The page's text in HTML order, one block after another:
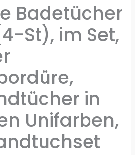
Badetücher
St), im Set,
in
Unifarben,